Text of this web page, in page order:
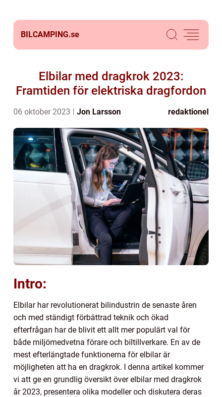
BILCAMPING.se
Elbilar med dragkrok 2023:
Framtiden för elektriska dragfordon
06 oktober 2023 Jon Larsson redaktionel
Intro:
Elbilar har revolutionerat bilindustrin de senaste åren
och med ständigt förbättrad teknik och ökad
efterfrågan har de blivit ett allt mer populärt val för
både miljömedvetna förare och biltillverkare. En av de
mest efterlängtade funktionerna för elbilar är
möjligheten att ha en dragkrok. I denna artikel kommer
vi att ge en grundlig översikt över elbilar med dragkrok
år 2023, presentera olika modeller och diskutera deras